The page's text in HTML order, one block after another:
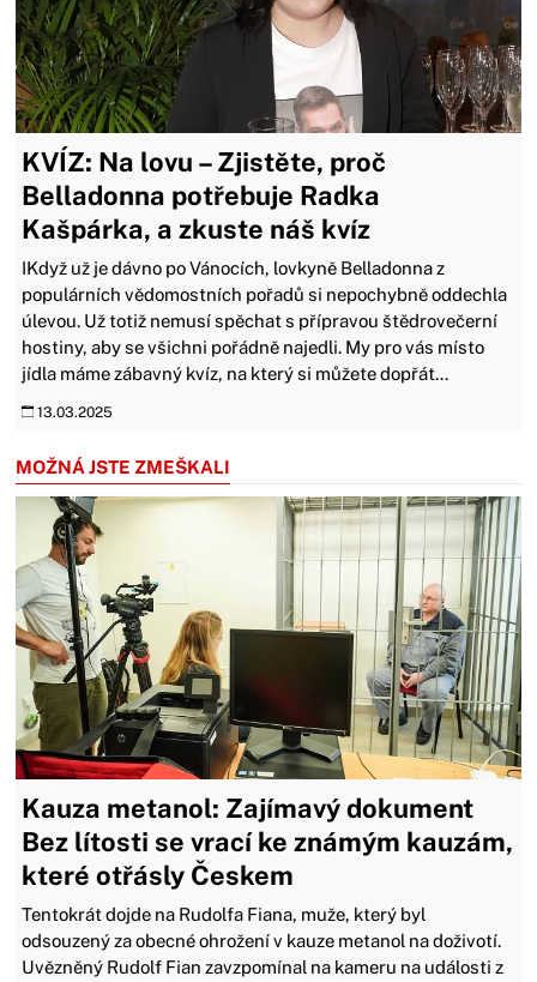
KVÍZ: Na lovu – Zjistěte, proč
Belladonna potřebuje Radka
Kašpárka, a zkuste náš kvíz
IKdyž už je dávno po Vánocích, lovkyně Belladonna z
populárních vědomostních pořadů si nepochybně oddechla
úlevou. Už totiž nemusí spěchat s přípravou štědrovečerní
hostiny, aby se všichni pořádně najedli. My pro vás místo
jídla máme zábavný kvíz, na který si můžete dopřát...
13.03.2025
MOŽNÁ JSTE ZMEŠKALI
Kauza metanol: Zajímavý dokument
Bez lítosti se vrací ke známým kauzám,
které otřásly Českem
Tentokrát dojde na Rudolfa Fiana, muže, který byl
odsouzený za obecné ohrožení v kauze metanol na doživotí.
Uvězněný Rudolf Fian zavzpomínal na kameru na události z